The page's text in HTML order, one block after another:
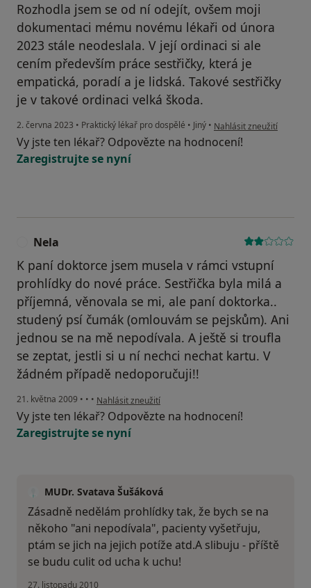
Rozhodla jsem se od ní odejít, ovšem moji
dokumentaci mému novému lékaři od února
2023 stále neodeslala. V její ordinaci si ale
cením především práce sestřičky, která je
empatická, poradí a je lidská. Takové sestřičky
je v takové ordinaci velká škoda.
2. června 2023 • Praktický lékař pro dospělé • Jiný • podle názoru uživatele
Nahlásit zneužití
Vy jste ten lékař? Odpovězte na hodnocení!
Zaregistrujte se nyní
Nela
K paní doktorce jsem musela v rámci vstupní
prohlídky do nové práce. Sestřička byla milá a
příjemná, věnovala se mi, ale paní doktorka..
studený psí čumák (omlouvám se pejskům). Ani
jednou se na mě nepodívala. A ještě si troufla
se zeptat, jestli si u ní nechci nechat kartu. V
žádném případě nedoporučuji!!
21. května 2009 • • • podle názoru uživatele Nela
Nahlásit zneužití
Vy jste ten lékař? Odpovězte na hodnocení!
Zaregistrujte se nyní
MUDr. Svatava Šušáková
Zásadně nedělám prohlídky tak, že bych se na
někoho "ani nepodívala", pacienty vyšetřuju,
ptám se jich na jejich potíže atd.A slibuju - příště
se budu culit od ucha k uchu!
27. listopadu 2010